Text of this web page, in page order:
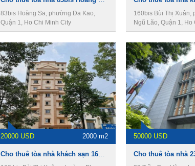
83bis Hoàng Sa, phường Đa Kao,
Quận 1, Ho Chi Minh City
160bis Bùi Thị Xuân,
Ngũ Lão, Quận 1, Ho
20000 USD 2000 m2 50000 USD